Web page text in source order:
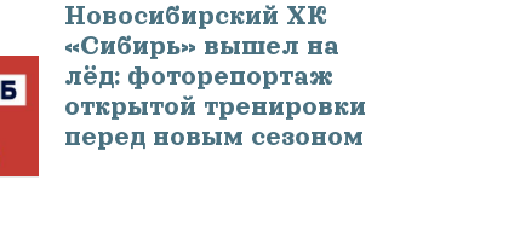
Новосибирский ХК
«Сибирь» вышел на
лёд: фоторепортаж
открытой тренировки
перед новым сезоном